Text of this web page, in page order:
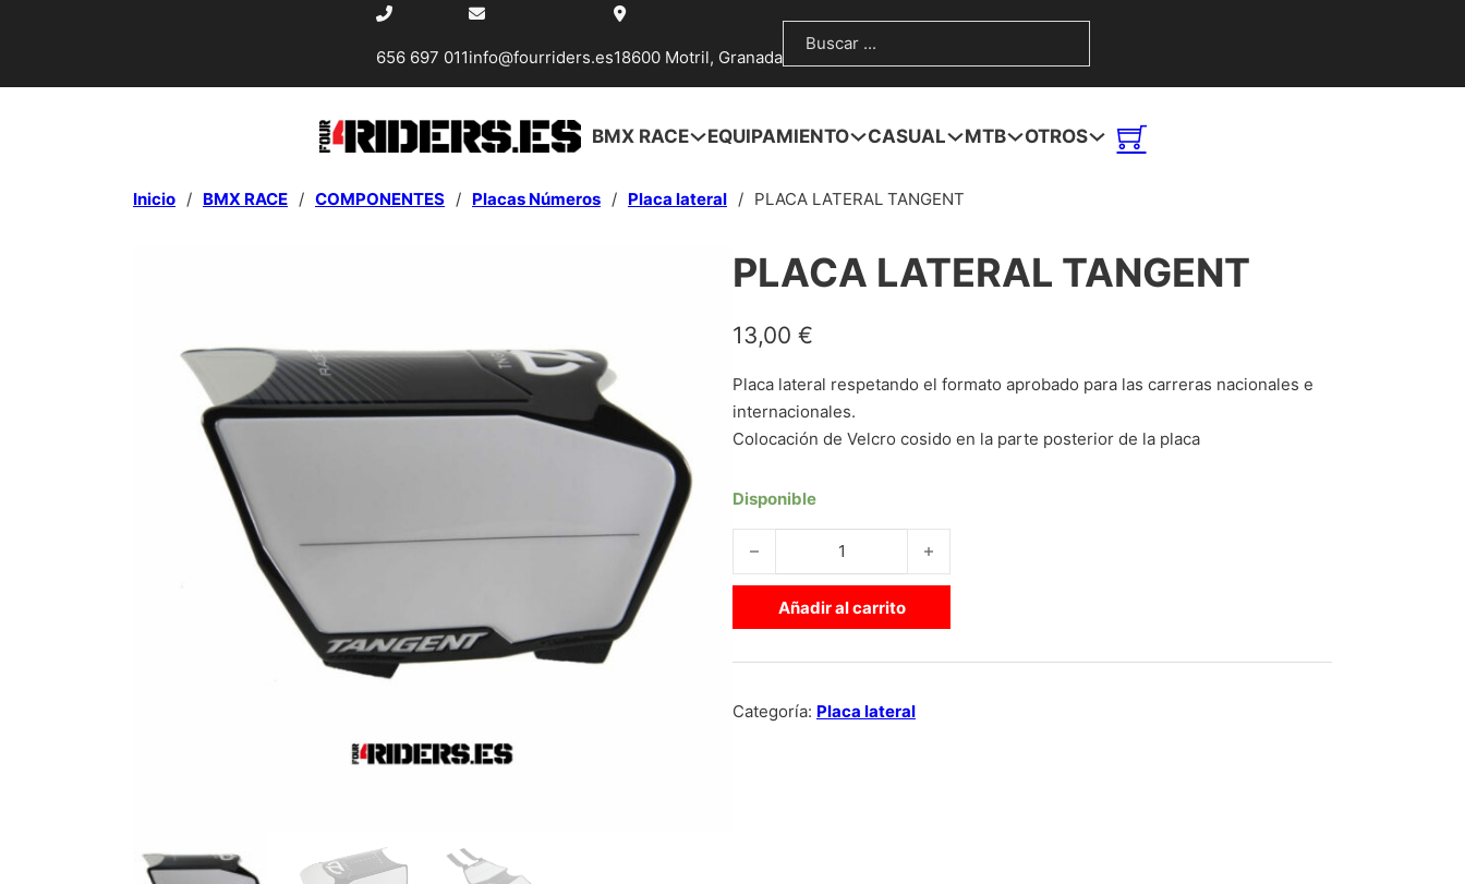
656 697 011info@fourriders.es18600 Motril, GranadaBuscar
BMX RACE EQUIPAMIENTO CASUAL MTB OTROS
Inicio / BMX RACE / COMPONENTES / Placas Números / Placa lateral / PLACA LATERAL TANGENT
PLACA LATERAL TANGENT
13,00 €
Placa lateral respetando el formato aprobado para las carreras nacionales e
internacionales.
Colocación de Velcro cosido en la parte posterior de la placa
Disponible
PLACA LATERAL TANGENT cantidad
Añadir al carrito
Categoría: Placa lateral